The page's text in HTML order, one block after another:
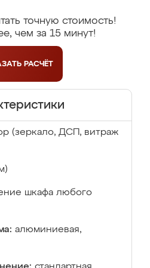
точную стоимость!
чем за 15 минут!
РАСЧЁТ
(зеркало, ДСП, витраж
шкафа любого
алюминиевая,